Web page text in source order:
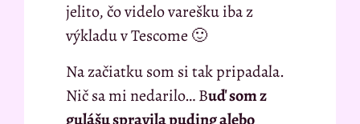
jelito, čo videlo varešku iba z
výkladu v Tescome 🙂
Na začiatku som si tak pripadala.
Nič sa mi nedarilo… Buď som z
gulášu spravila puding alebo